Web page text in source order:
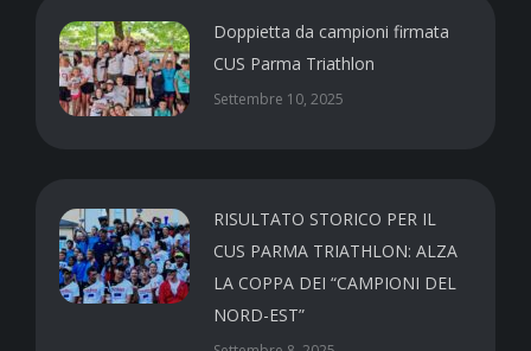
Doppietta da campioni firmata
CUS Parma Triathlon
Settembre 10, 2025
RISULTATO STORICO PER IL
CUS PARMA TRIATHLON: ALZA
LA COPPA DEI “CAMPIONI DEL
NORD-EST”